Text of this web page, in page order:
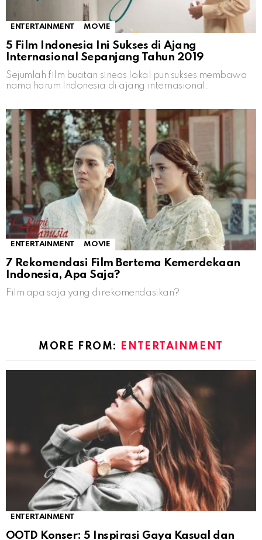
ENTERTAINMENT MOVIE
5 Film Indonesia Ini Sukses di Ajang
Internasional Sepanjang Tahun 2019
Sejumlah film buatan sineas lokal pun sukses membawa
nama harum Indonesia di ajang internasional.
ENTERTAINMENT MOVIE
7 Rekomendasi Film Bertema Kemerdekaan
Indonesia, Apa Saja?
Film apa saja yang direkomendasikan?
MORE FROM: ENTERTAINMENT
ENTERTAINMENT
OOTD Konser: 5 Inspirasi Gaya Kasual dan